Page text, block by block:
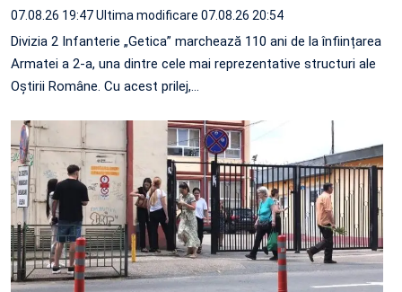
07.08.26 19:47Ultima modificare 07.08.26 20:54
Divizia 2 Infanterie „Getica” marchează 110 ani de la înființarea
Armatei a 2-a, una dintre cele mai reprezentative structuri ale
Oștirii Române. Cu acest prilej,…